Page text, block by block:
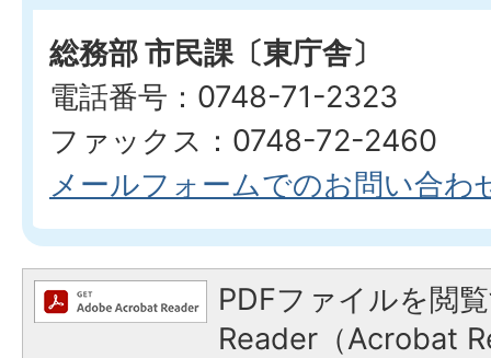
総務部 市民課〔東庁舎〕
電話番号：0748-71-2323
ファックス：0748-72-2460
メールフォームでのお問い合わ
PDFファイルを閲
Reader（Acrobat